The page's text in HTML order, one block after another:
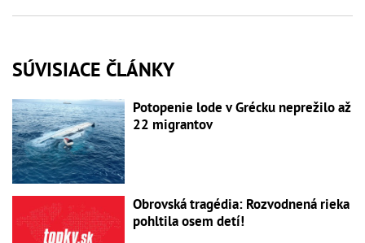
SÚVISIACE ČLÁNKY
Potopenie lode v Grécku neprežilo až
22 migrantov
Obrovská tragédia: Rozvodnená rieka
pohltila osem detí!